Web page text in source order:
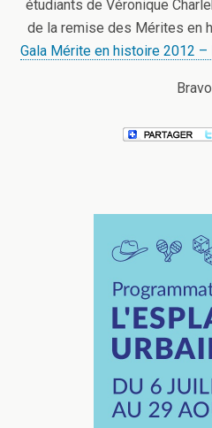
étudiants de Véronique
de la remise des Mérites en
Gala Mérite en histoire 2012